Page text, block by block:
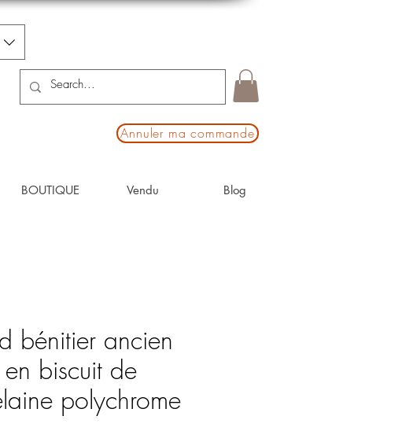
Annuler ma commande
BOUTIQUE Vendu Blog
bénitier ancien
biscuit de
polychrome